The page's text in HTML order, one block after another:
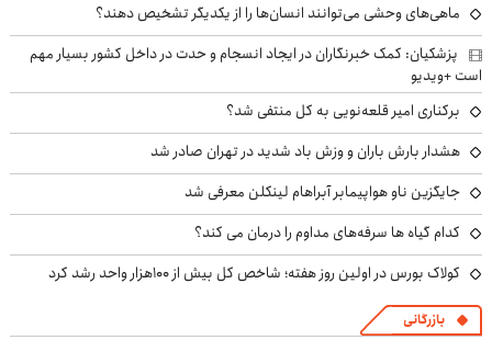
ماهی‌های وحشی می‌توانند انسان‌ها را از یکدیگر تشخیص دهند؟
پزشکیان: کمک خبرنگاران در ایجاد انسجام و حدت در داخل کشور بسیار مهم
است +ویدیو
برکناری امیر قلعه‌نویی به کل منتفی شد؟
هشدار بارش باران و وزش باد شدید در تهران صادر شد
جایگزین ناو هواپیمابر آبراهام لینکلن معرفی شد
کدام گیاه ها سرفه‌های مداوم را درمان می کند؟
کولاک بورس در اولین روز هفته؛ شاخص کل بیش از ۱۰۰هزار واحد رشد کرد
بازرگانی